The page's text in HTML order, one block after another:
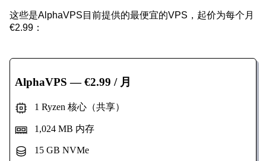
这些是AlphaVPS目前提供的最便宜的VPS，起价为每个月
€2.99：
AlphaVPS — €2.99 / 月
1 Ryzen 核心（共享）
1,024 MB 内存
15 GB NVMe